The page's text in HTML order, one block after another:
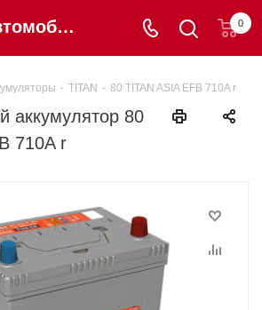
Купить автомобильный аккумулятор 80 TITAN ASIA EFB 710A r в Калининграде по цене 12 400 ₽ - Шинторг 0
- TITAN - 80 TITAN ASIA EFB 710A r
аккумулятор 80
710A r